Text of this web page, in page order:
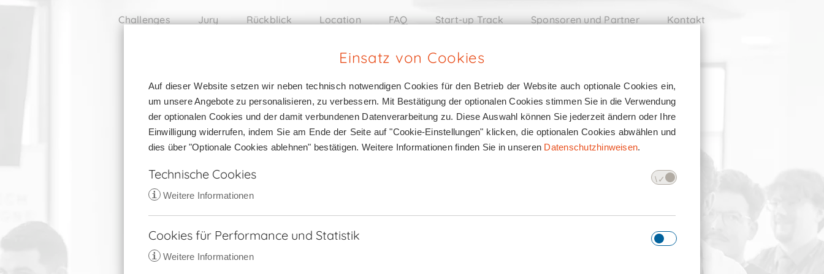
Einsatz von Cookies
Auf dieser Website setzen wir neben technisch notwendigen Cookies für den Betrieb der Website auch optionale Cookies ein,
um unsere Angebote zu personalisieren, zu verbessern. Mit Bestätigung der optionalen Cookies stimmen Sie in die Verwendung
der optionalen Cookies und der damit verbundenen Datenverarbeitung zu. Diese Auswahl können Sie jederzeit ändern oder Ihre
Einwilligung widerrufen, indem Sie am Ende der Seite auf "Cookie-Einstellungen" klicken, die optionalen Cookies abwählen und
dies über "Optionale Cookies ablehnen" bestätigen. Weitere Informationen finden Sie in unseren Datenschutzhinweisen.
Technische Cookies
i Weitere Informationen
Cookies für Performance und Statistik
i Weitere Informationen
Zum
Challenges Jury Rückblick Location FAQ Start-up Track Sponsoren und Partner Kontakt